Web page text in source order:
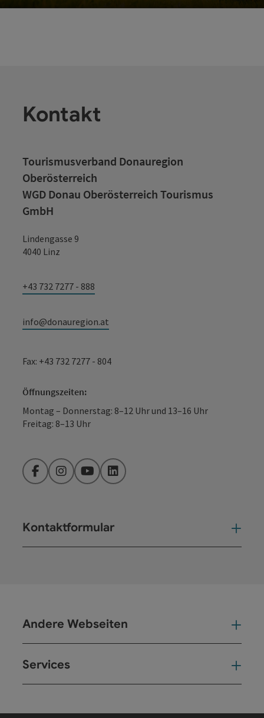
Kontakt
Tourismusverband Donauregion
Oberösterreich
WGD Donau Oberösterreich Tourismus
GmbH
Lindengasse 9
4040 Linz
+43 732 7277 - 888
info@donauregion.at
Fax: +43 732 7277 - 804
Öffnungszeiten:
Montag – Donnerstag: 8–12 Uhr und 13–16 Uhr
Freitag: 8–13 Uhr
FacebookInstagramYouTubeLinkedIn
Kontaktformular
Andere Webseiten
Services